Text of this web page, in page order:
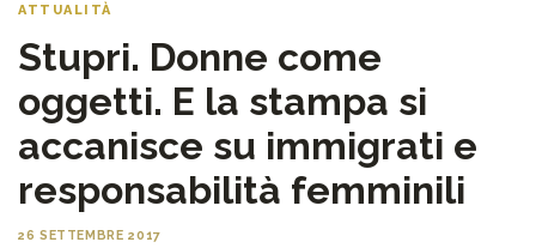
ATTUALITÀ
Stupri. Donne come
oggetti. E la stampa si
accanisce su immigrati e
responsabilità femminili
26 SETTEMBRE 2017